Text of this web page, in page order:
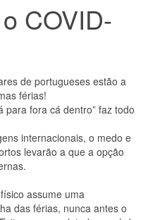
COVID-
de portugueses estão a
férias!
para fora cá dentro” faz todo
internacionais, o medo e
levarão a que a opção
assume uma
das férias, nunca antes o